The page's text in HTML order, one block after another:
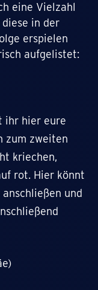
eine Vielzahl
in der
erspielen
aufgelistet:
ihr hier eure
zum zweiten
kriechen,
rot. Hier könnt
und